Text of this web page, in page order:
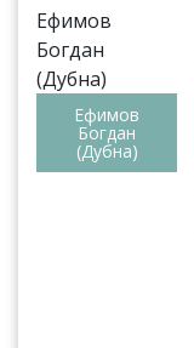
Ефимов
Богдан
(Дубна)